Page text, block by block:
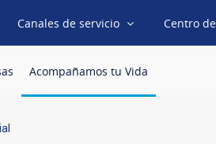
Canales de servicio Centro
Acompañamos tu Vida